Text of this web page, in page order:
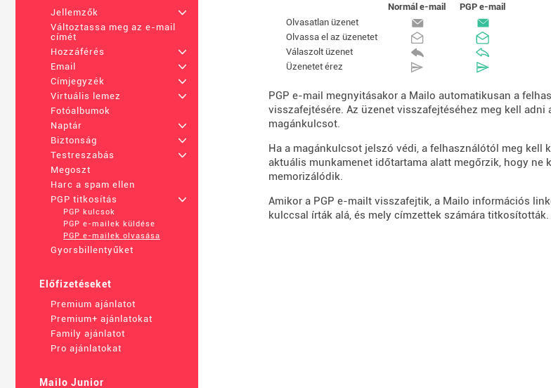
Jellemzők
+
Változtassa meg az e-mail
címét
Hozzáférés
+
Email
+
Címjegyzék
+
Virtuális lemez
+
Fotóalbumok
Naptár
+
Biztonság
+
Testreszabás
+
Megoszt
Harc a spam ellen
PGP titkosítás
+
PGP kulcsok
PGP e-mailek küldése
PGP e-mailek olvasása
Gyorsbillentyűket
Előfizetéseket
Premium ajánlatot
Premium+ ajánlatokat
Family ajánlatot
Pro ajánlatokat
Mailo Junior
Normál e-mail
PGP e-mail
Olvasatlan üzenet
Olvassa el az üzenetet
Válaszolt üzenet
Üzenetet érez
PGP e-mail megnyitásakor a Mailo automatikusan a
visszafejtésére. Az üzenet visszafejtéséhez meg kell
magánkulcsot.
Ha a magánkulcsot jelszó védi, a felhasználótól meg
aktuális munkamenet időtartama alatt megőrzik, hogy ne
memorizálódik.
Amikor a PGP e-mailt visszafejtik, a Mailo információs
kulccsal írták alá, és mely címzettek számára titkosították.